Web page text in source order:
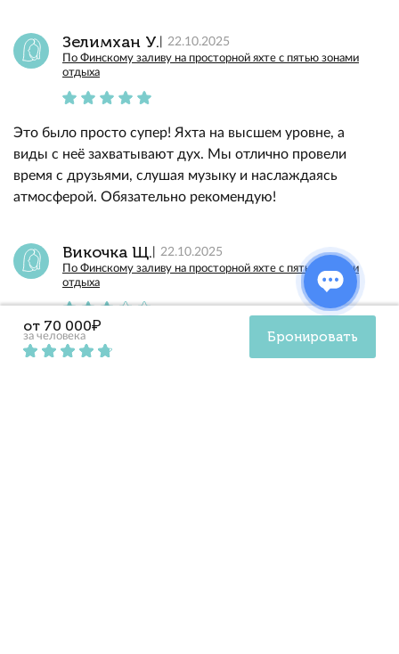
Зелимхан У. 22.10.2025
По Финскому заливу на просторной яхте с пятью зонами
отдыха
Это было просто супер! Яхта на высшем уровне, а
виды с неё захватывают дух. Мы отлично провели
время с друзьями, слушая музыку и наслаждаясь
атмосферой. Обязательно рекомендую!
Викочка Щ. 22.10.2025
По Финскому заливу на просторной яхте с пятью зонами
отдыха
На яхте было не так уж комфортно. Места маловато,
от 70 000₽
за человека Бронировать